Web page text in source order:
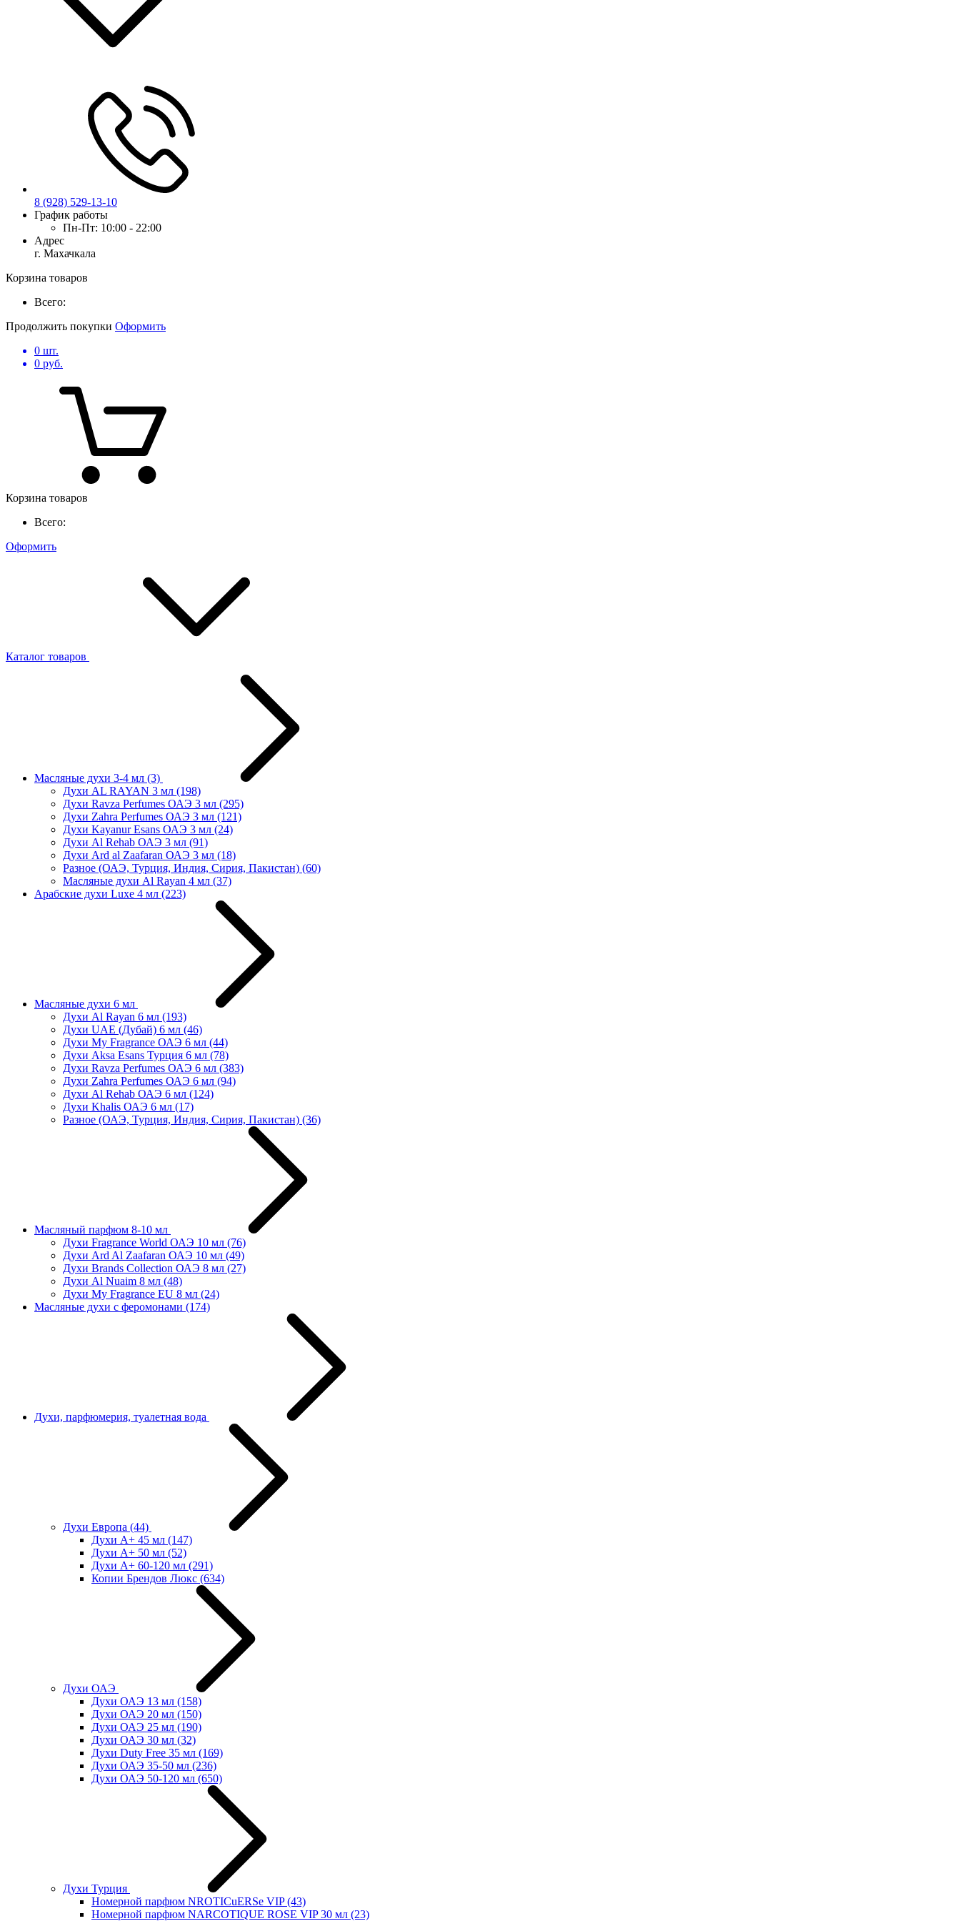
8 (928) 529-13-10
График работы
Пн-Пт: 10:00 - 22:00
Адрес
г. Махачкала
Корзина товаров
Всего:
Продолжить покупки Оформить
0 шт.
0 руб.
Корзина товаров
Всего:
Оформить
Каталог товаров
Масляные духи 3-4 мл (3)
Духи AL RAYAN 3 мл (198)
Духи Ravza Perfumes ОАЭ 3 мл (295)
Духи Zahra Perfumes ОАЭ 3 мл (121)
Духи Kayanur Esans ОАЭ 3 мл (24)
Духи Al Rehab ОАЭ 3 мл (91)
Духи Ard al Zaafaran ОАЭ 3 мл (18)
Разное (ОАЭ, Турция, Индия, Сирия, Пакистан) (60)
Масляные духи Al Rayan 4 мл (37)
Арабские духи Luxe 4 мл (223)
Масляные духи 6 мл
Духи Al Rayan 6 мл (193)
Духи UAE (Дубай) 6 мл (46)
Духи My Fragrance ОАЭ 6 мл (44)
Духи Aksa Esans Турция 6 мл (78)
Духи Ravza Perfumes ОАЭ 6 мл (383)
Духи Zahra Perfumes ОАЭ 6 мл (94)
Духи Al Rehab ОАЭ 6 мл (124)
Духи Khalis ОАЭ 6 мл (17)
Разное (ОАЭ, Турция, Индия, Сирия, Пакистан) (36)
Масляный парфюм 8-10 мл
Духи Fragrance World ОАЭ 10 мл (76)
Духи Ard Al Zaafaran ОАЭ 10 мл (49)
Духи Brands Collection ОАЭ 8 мл (27)
Духи Al Nuaim 8 мл (48)
Духи My Fragrance EU 8 мл (24)
Масляные духи с феромонами (174)
Духи, парфюмерия, туалетная вода
Духи Европа (44)
Духи А+ 45 мл (147)
Духи А+ 50 мл (52)
Духи А+ 60-120 мл (291)
Копии Брендов Люкс (634)
Духи ОАЭ
Духи ОАЭ 13 мл (158)
Духи ОАЭ 20 мл (150)
Духи ОАЭ 25 мл (190)
Духи ОАЭ 30 мл (32)
Духи Duty Free 35 мл (169)
Духи ОАЭ 35-50 мл (236)
Духи ОАЭ 50-120 мл (650)
Духи Турция
Номерной парфюм NROTICuERSe VIP(43)
Номерной парфюм NARCOTIQUE ROSE VIP 30 мл (23)